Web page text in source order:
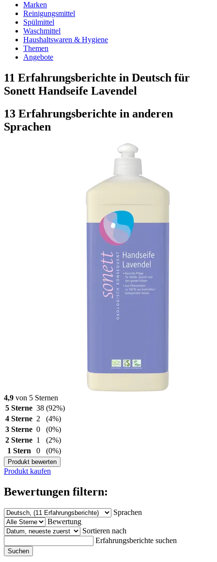
Marken
Reinigungsmittel
Spülmittel
Waschmittel
Haushaltswaren & Hygiene
Themen
Angebote
11 Erfahrungsberichte in Deutsch für
Sonett Handseife Lavendel
13 Erfahrungsberichte in anderen
Sprachen
4,9 von 5 Sternen
5 Sterne 38 (92%)
4 Sterne 2
(4%)
3 Sterne 0
(0%)
2 Sterne 1
(2%)
1 Stern
0 (0%)
Produkt bewerten
Produkt kaufen
Bewertungen filtern:
Sprachen
Bewertung
Sortieren nach
Erfahrungsberichte suchen
Suchen